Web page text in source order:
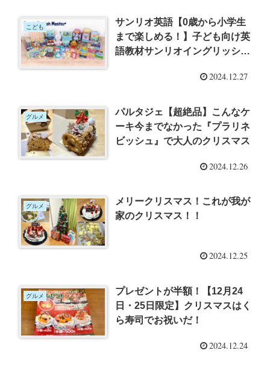
こども
サンリオ英語【0歳から小学生
まで楽しめる！】子ども向け英
語教材サンリオイングリッシュ
2024.12.27
グルメ
パルタジェ【超絶品】こんなケ
ーキ今までなかった『プラリネ
ビッシュ』で大人のクリスマス
2024.12.26
グルメ
メリークリスマス！これが我が
家のクリスマス！！
2024.12.25
グルメ
プレゼントが半額！【12月24
日・25日限定】クリスマスはく
ら寿司でお祝いだ！
2024.12.24